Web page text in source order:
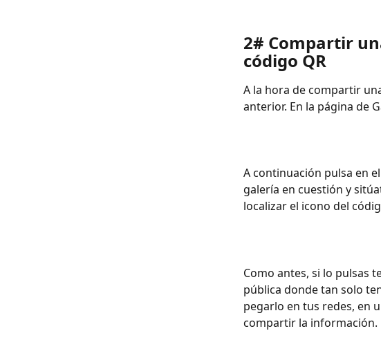
2# Compartir
código QR
A la hora de compartir
anterior. En la página de
A continuación pulsa en
galería en cuestión y
localizar el icono del
Como antes, si lo pulsas
pública donde tan solo
pegarlo en tus redes, en
compartir la información.